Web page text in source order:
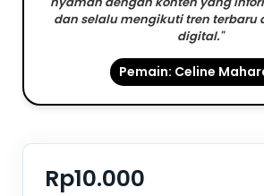
dan selalu mengikuti tren terbaru
digital."
Pemain: Celine
Rp10.000